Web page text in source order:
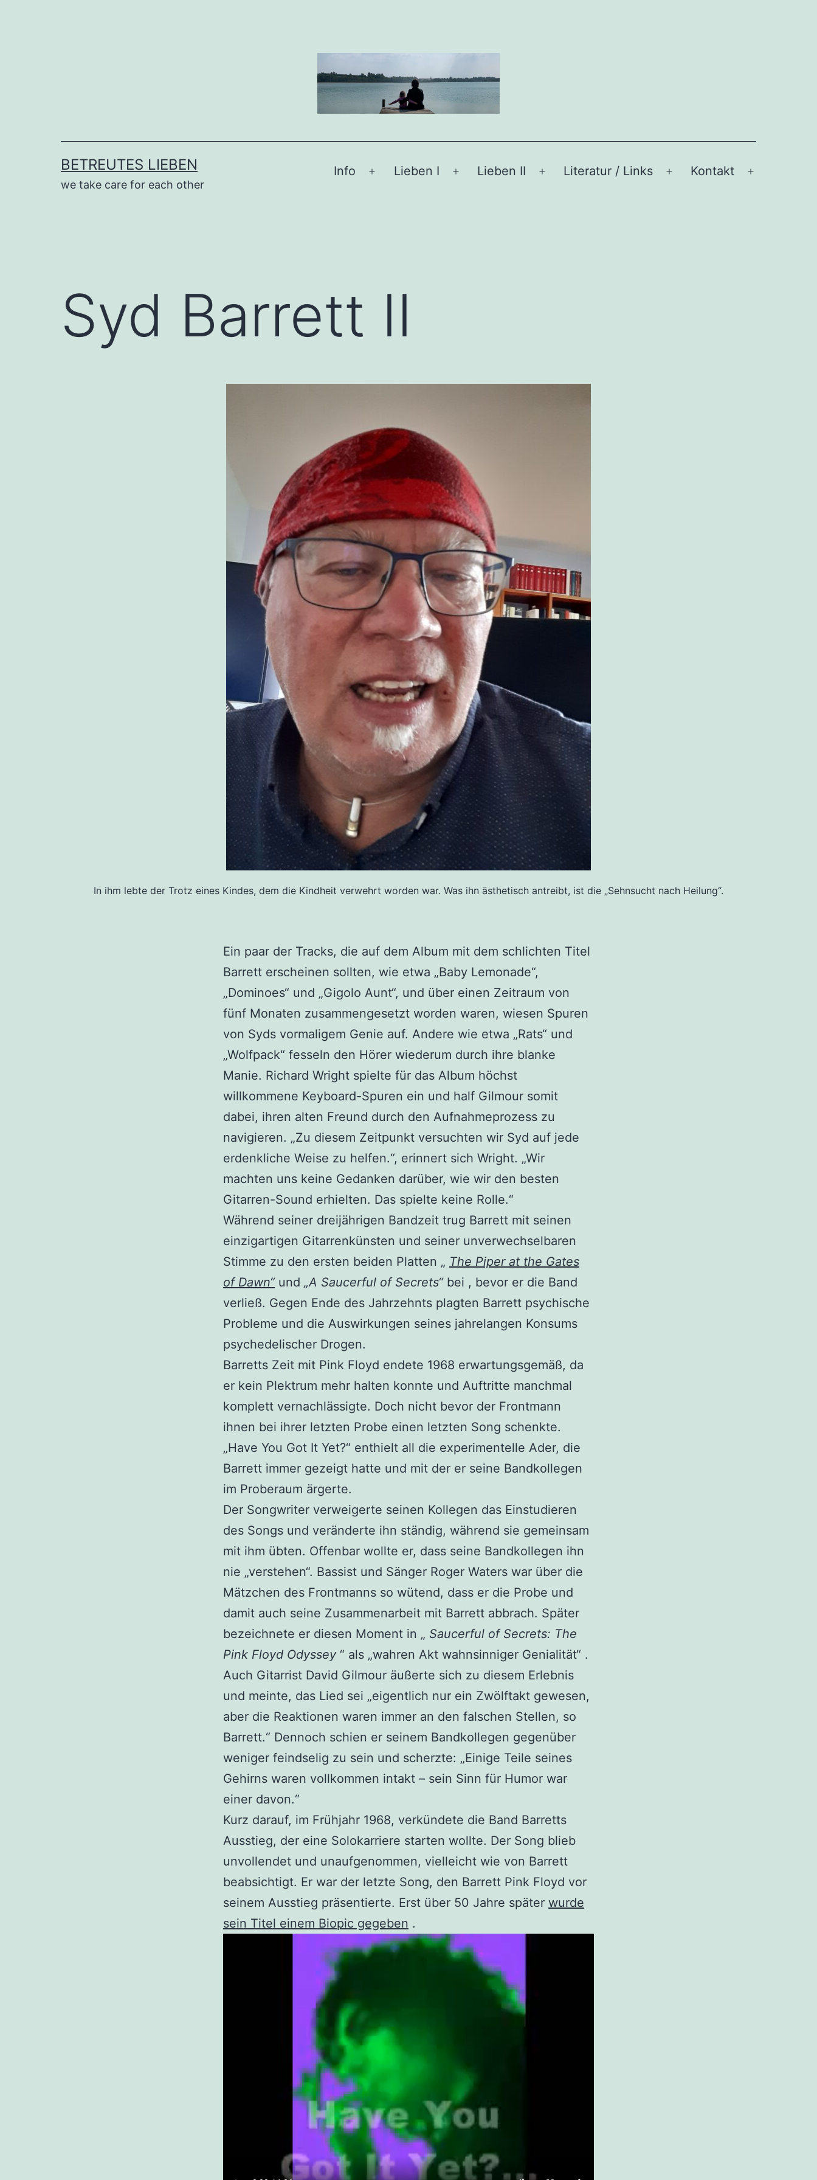
BETREUTES LIEBEN
we take care for each other
Info
Menü
Lieben I
Menü
Lieben II
Menü
Literatur / Links
Menü
Kontakt
Syd Barrett II
In ihm lebte der Trotz eines Kindes, dem die Kindheit verwehrt worden war. Was ihn ästhetisch antreibt, ist die „Sehnsucht nach Heilung“.
Ein paar der Tracks, die auf dem Album mit dem schlichten Titel
Barrett erscheinen sollten, wie etwa „Baby Lemonade“,
„Dominoes“ und „Gigolo Aunt“, und über einen Zeitraum von
fünf Monaten zusammengesetzt worden waren, wiesen Spuren
von Syds vormaligem Genie auf. Andere wie etwa „Rats“ und
„Wolfpack“ fesseln den Hörer wiederum durch ihre blanke
Manie. Richard Wright spielte für das Album höchst
willkommene Keyboard-Spuren ein und half Gilmour somit
dabei, ihren alten Freund durch den Aufnahmeprozess zu
navigieren. „Zu diesem Zeitpunkt versuchten wir Syd auf jede
erdenkliche Weise zu helfen.“, erinnert sich Wright. „Wir
machten uns keine Gedanken darüber, wie wir den besten
Gitarren-Sound erhielten. Das spielte keine Rolle.“
Während seiner dreijährigen Bandzeit trug Barrett mit seinen
einzigartigen Gitarrenkünsten und seiner unverwechselbaren
Stimme zu den ersten beiden Platten „ The Piper at the Gates
of Dawn“und „A Saucerful of Secrets“bei , bevor er die Band
verließ. Gegen Ende des Jahrzehnts plagten Barrett psychische
Probleme und die Auswirkungen seines jahrelangen Konsums
psychedelischer Drogen.
Barretts Zeit mit Pink Floyd endete 1968 erwartungsgemäß, da
er kein Plektrum mehr halten konnte und Auftritte manchmal
komplett vernachlässigte. Doch nicht bevor der Frontmann
ihnen bei ihrer letzten Probe einen letzten Song schenkte.
„Have You Got It Yet?“ enthielt all die experimentelle Ader, die
Barrett immer gezeigt hatte und mit der er seine Bandkollegen
im Proberaum ärgerte.
Der Songwriter verweigerte seinen Kollegen das Einstudieren
des Songs und veränderte ihn ständig, während sie gemeinsam
mit ihm übten. Offenbar wollte er, dass seine Bandkollegen ihn
nie „verstehen“. Bassist und Sänger Roger Waters war über die
Mätzchen des Frontmanns so wütend, dass er die Probe und
damit auch seine Zusammenarbeit mit Barrett abbrach. Später
bezeichnete er diesen Moment in „ Saucerful of Secrets: The
Pink Floyd Odyssey “ als „wahren Akt wahnsinniger Genialität“ .
Auch Gitarrist David Gilmour äußerte sich zu diesem Erlebnis
und meinte, das Lied sei „eigentlich nur ein Zwölftakt gewesen,
aber die Reaktionen waren immer an den falschen Stellen, so
Barrett.“ Dennoch schien er seinem Bandkollegen gegenüber
weniger feindselig zu sein und scherzte: „Einige Teile seines
Gehirns waren vollkommen intakt – sein Sinn für Humor war
einer davon.“
Kurz darauf, im Frühjahr 1968, verkündete die Band Barretts
Ausstieg, der eine Solokarriere starten wollte. Der Song blieb
unvollendet und unaufgenommen, vielleicht wie von Barrett
beabsichtigt. Er war der letzte Song, den Barrett Pink Floyd vor
seinem Ausstieg präsentierte. Erst über 50 Jahre später wurde
sein Titel einem Biopic gegeben .